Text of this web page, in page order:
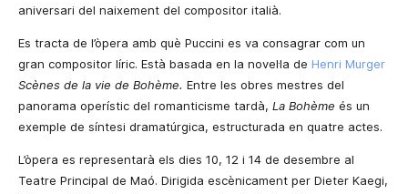
aniversari del naixement del compositor italià.
Es tracta de l’òpera amb què Puccini es va consagrar com un
gran compositor líric. Està basada en la novel·la de Henri Murger
Scènes de la vie de Bohème. Entre les obres mestres del
panorama operístic del romanticisme tardà, La Bohème és un
exemple de síntesi dramatúrgica, estructurada en quatre actes.
L’òpera es representarà els dies 10, 12 i 14 de desembre al
Teatre Principal de Maó. Dirigida escènicament per Dieter Kaegi,